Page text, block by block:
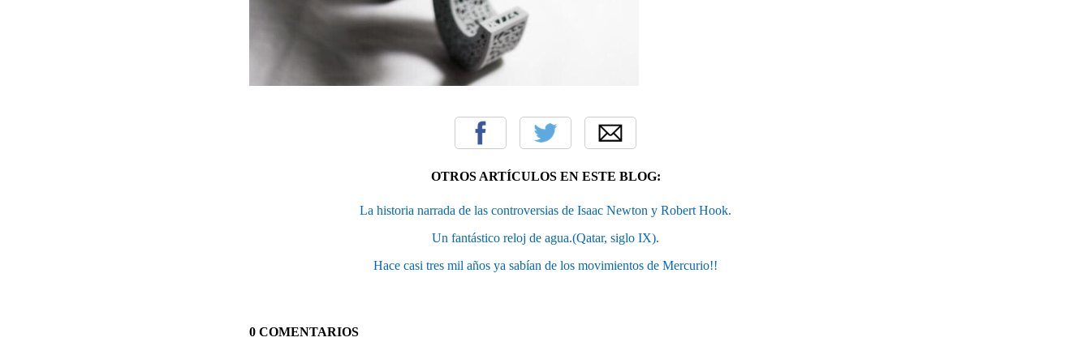
OTROS ARTÍCULOS EN ESTE BLOG:
La historia narrada de las controversias de Isaac Newton y Robert Hook.
Un fantástico reloj de agua.(Qatar, siglo IX).
Hace casi tres mil años ya sabían de los movimientos de Mercurio!!
0 COMENTARIOS